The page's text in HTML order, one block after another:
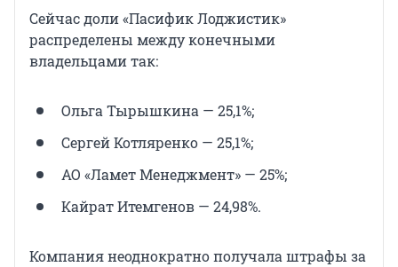
Сейчас доли «Пасифик Лоджистик»
распределены между конечными
владельцами так:
Ольга Тырышкина — 25,1%;
Сергей Котляренко — 25,1%;
АО «Ламет Менеджмент» — 25%;
Кайрат Итемгенов — 24,98%.
Компания неоднократно получала штрафы за